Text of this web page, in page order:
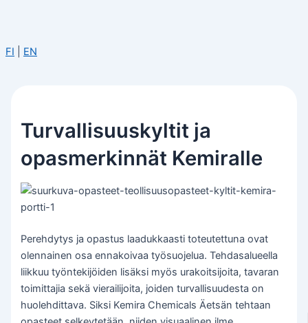
FI EN
Turvallisuuskyltit ja
opasmerkinnät Kemiralle
Perehdytys ja opastus laadukkaasti toteutettuna ovat
olennainen osa ennakoivaa työsuojelua. Tehdasalueella
liikkuu työntekijöiden lisäksi myös urakoitsijoita, tavaran
toimittajia sekä vierailijoita, joiden turvallisuudesta on
huolehdittava. Siksi Kemira Chemicals Äetsän tehtaan